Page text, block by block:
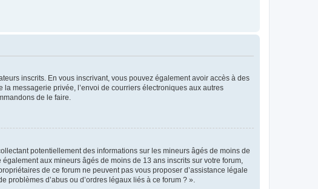
inscrits. En vous inscrivant, vous pouvez également avoir accès à des
messagerie privée, l’envoi de courriers électroniques aux autres
de le faire.
potentiellement des informations sur les mineurs âgés de moins de
aux mineurs âgés de moins de 13 ans inscrits sur votre forum,
de ce forum ne peuvent pas vous proposer d’assistance légale
problèmes d’abus ou d’ordres légaux liés à ce forum ? ».